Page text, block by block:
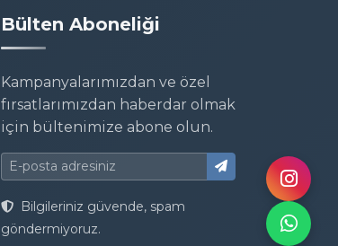
Bülten Aboneliği
Kampanyalarımızdan ve özel
fırsatlarımızdan haberdar olmak
için bültenimize abone olun.
Bilgileriniz güvende, spam
göndermiyoruz.